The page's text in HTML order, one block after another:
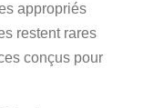
appropriés
restent rares
conçus pour